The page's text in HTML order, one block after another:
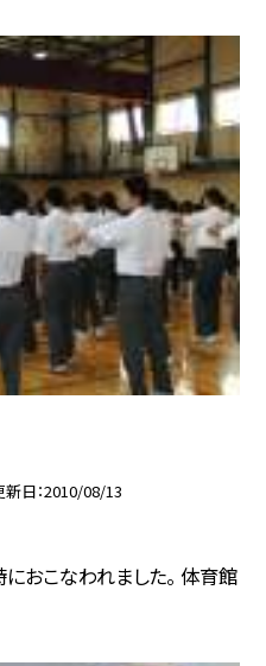
新日 2010/08/13
におこなわれました。 体育館